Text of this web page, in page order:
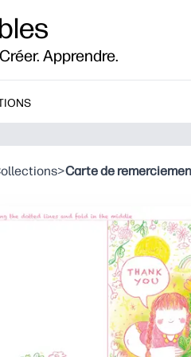
Apprendre.
>Carte de